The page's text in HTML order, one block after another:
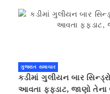
ગુજરાત સમાચાર
કડીમાં ગુલીયન બાર
આવતા ફફડાટ, જાણો તેના